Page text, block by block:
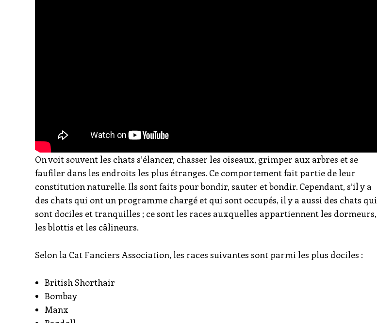
On voit souvent les chats s’élancer, chasser les oiseaux, grimper aux arbres et se
faufiler dans les endroits les plus étranges. Ce comportement fait partie de leur
constitution naturelle. Ils sont faits pour bondir, sauter et bondir. Cependant, s’il y a
des chats qui ont un programme chargé et qui sont occupés, il y a aussi des chats qui
sont dociles et tranquilles ; ce sont les races auxquelles appartiennent les dormeurs,
les blottis et les câlineurs.
Selon la Cat Fanciers Association, les races suivantes sont parmi les plus dociles :
British Shorthair
Bombay
Manx